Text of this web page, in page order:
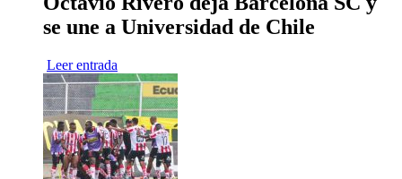
se une a Universidad de Chile
Leer entrada